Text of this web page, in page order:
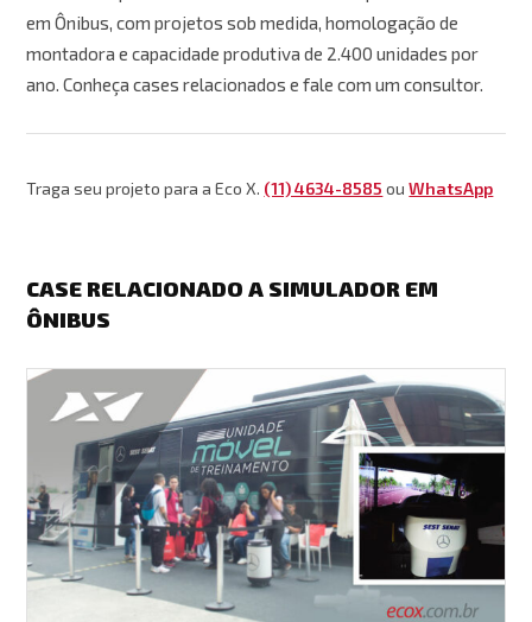
em Ônibus, com projetos sob medida, homologação de
montadora e capacidade produtiva de 2.400 unidades por
ano. Conheça cases relacionados e fale com um consultor.
Traga seu projeto para a Eco X. (11) 4634-8585 ouWhatsApp
CASE RELACIONADO A SIMULADOR EM
ÔNIBUS